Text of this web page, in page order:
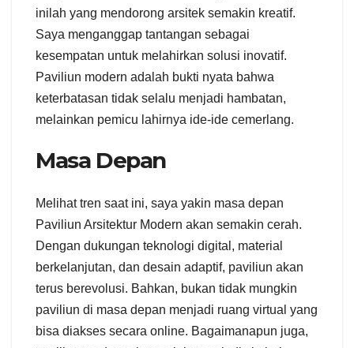
inilah yang mendorong arsitek semakin kreatif.
Saya menganggap tantangan sebagai
kesempatan untuk melahirkan solusi inovatif.
Paviliun modern adalah bukti nyata bahwa
keterbatasan tidak selalu menjadi hambatan,
melainkan pemicu lahirnya ide-ide cemerlang.
Masa Depan
Melihat tren saat ini, saya yakin masa depan
Paviliun Arsitektur Modern akan semakin cerah.
Dengan dukungan teknologi digital, material
berkelanjutan, dan desain adaptif, paviliun akan
terus berevolusi. Bahkan, bukan tidak mungkin
paviliun di masa depan menjadi ruang virtual yang
bisa diakses secara online. Bagaimanapun juga,